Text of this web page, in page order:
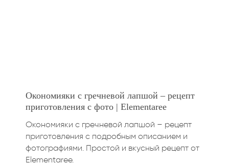
Окономияки с гречневой лапшой – рецепт
приготовления с фото | Elementaree
Окономияки с гречневой лапшой – рецепт
приготовления с подробным описанием и
фотографиями. Простой и вкусный рецепт от
Elementaree.